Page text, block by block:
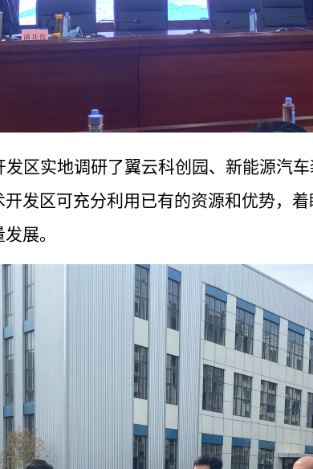
区实地调研了翼云科创园、新能源汽
发区可充分利用已有的资源和优势，
展。